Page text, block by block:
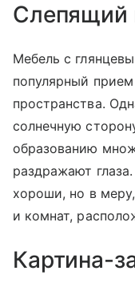
Слепящий
Мебель с
популярный прием
пространства.
солнечную
образованию
раздражают
хороши, но в
и комнат,
Картина-